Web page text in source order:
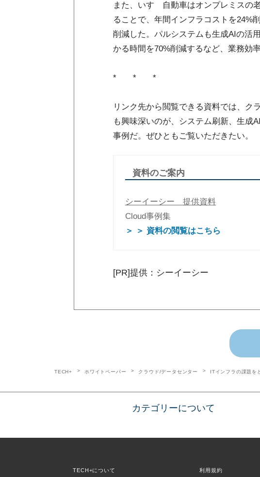
また、いすゞ自動車はオンプレミスの
ることで、年間インフラコストを24%
削減した。パルシステムも生成AIの活
かる時間を70%削減するなど、業務効
* * *
リンク先から閲覧できる資料では、ク
も興味深いのが、システム刷新、生成
事例だ。ぜひともご覧いただきたい。
資料のご案内
シーイーシー 提供資料
Cloud事例集
＞ ＞ 資料の閲覧はこちら
[PR]提供：シーイーシー
TECH+ ホワイトペーパー クラウド/データセンター ITインフラの課題を
カテゴリーについて
TECH+について 利用規約